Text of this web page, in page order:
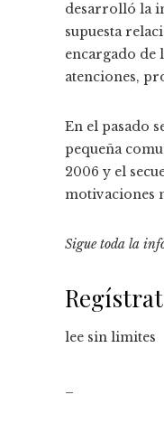
desarrolló la
supuesta
encargado de
atenciones,
En el pasado
pequeña
2006 y el
motivaciones
Sigue toda la
lee sin limites